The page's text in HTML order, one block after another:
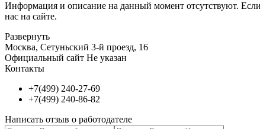
Информация и описание на данный момент отсутствуют.
нас на сайте.
Развернуть
Москва, Сетуньский 3-й проезд, 16
Официальный сайт Не указан
Контакты
+7(499) 240-27-69
+7(499) 240-86-82
Написать отзыв о работодателе